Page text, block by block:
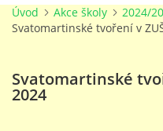
ÚVOD
Úvod Akce školy
2024/
Svatomartinské tvoření v
Svatomartinské
2024